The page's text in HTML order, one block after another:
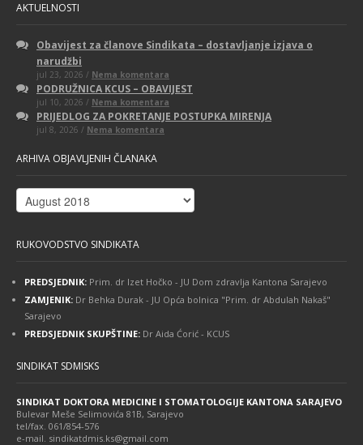
AKTUELNOSTI
Obavijest za članove Sindikata – dostavljanje izjava o
narudžbi
jul 23, 2026 / Nema komentara
Obavijest
za
Sindikata
–
PODRUŽNICA KCUS – OBAVIJEST
jul 10, 2026 / Nema komentara
PODRUŽNICA
KCUS
PRIJEDLOG ZA POKRETANJE POSTUPKA MIRENJA
jul 8, 2026 / Nema komentara
ARHIVA OBJAVLJENIH ČLANAKA
Arhiva
objavljenih
RUKOVODSTVO SINDIKATA
PREDSJEDNIK: Prim. dr Izet Hočko - JU Dom zdravlja Kantona Sarajevo
ZAMJENIK: Dr Behka Durak - JU Opća bolnica "Prim. dr Abdulah Nakaš"
Sarajevo
PREDSJEDNIK SKUPŠTINE: Dr Aida Ćorić - KCUS
SINDIKAT SDMISKS
SINDIKAT DOKTORA MEDICINE I STOMATOLOGIJE KANTONA SARAJEVO
Bulevar Meše Selimovića 81B, Sarajevo
tel/fax. 061/854-576
e-mail. sindikatdmis.ks@gmail.com